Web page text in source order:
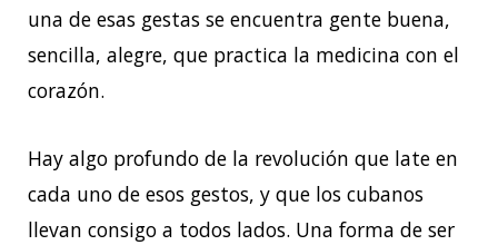
una de esas gestas se encuentra gente buena,
sencilla, alegre, que practica la medicina con el
corazón.
Hay algo profundo de la revolución que late en
cada uno de esos gestos, y que los cubanos
llevan consigo a todos lados. Una forma de ser